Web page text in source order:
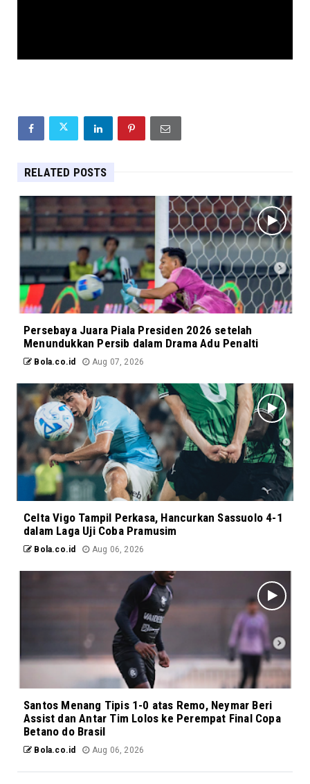
RELATED POSTS
Persebaya Juara Piala Presiden 2026 setelah
Menundukkan Persib dalam Drama Adu Penalti
Bola.co.id Aug 07, 2026
Celta Vigo Tampil Perkasa, Hancurkan Sassuolo 4-1
dalam Laga Uji Coba Pramusim
Bola.co.id Aug 06, 2026
Santos Menang Tipis 1-0 atas Remo, Neymar Beri
Assist dan Antar Tim Lolos ke Perempat Final Copa
Betano do Brasil
Bola.co.id Aug 06, 2026